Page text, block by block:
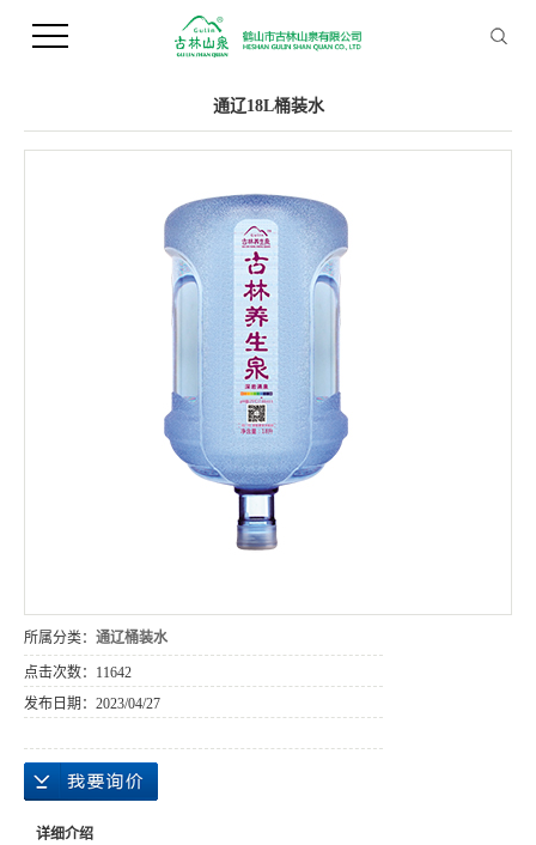
您当前的位置 ： 首 页>>产品中心>>桶装水
通辽18L桶装水
所属分类： 通辽桶装水
点击次数： 11642
发布日期： 2023/04/27
详细介绍